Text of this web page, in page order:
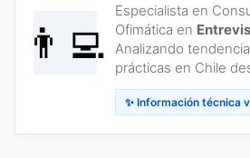
👨‍💻
Especialista en
Ofimática en
Analizando
prácticas en Chile
✨ Información técnica